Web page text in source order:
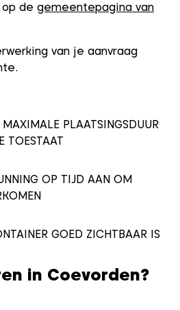
de gemeentepagina van
van je aanvraag
PLAATSINGSDUUR
TOESTAAT
OP TIJD AAN OM
GOED ZICHTBAAR IS
in Coevorden?